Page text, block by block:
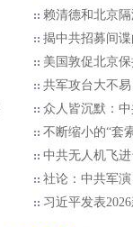
赖清德和北京
揭中共招募间
美国敦促北京
共军攻台大不
众人皆沉默：
不断缩小的“套
中共无人机飞
社论：中共军
习近平发表